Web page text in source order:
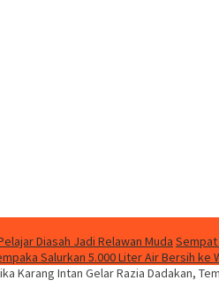
Diasah Jadi Relawan Muda Sempat
Salurkan 5.000 Liter Air Bersih ke
Karang Intan Gelar Razia Dadakan,